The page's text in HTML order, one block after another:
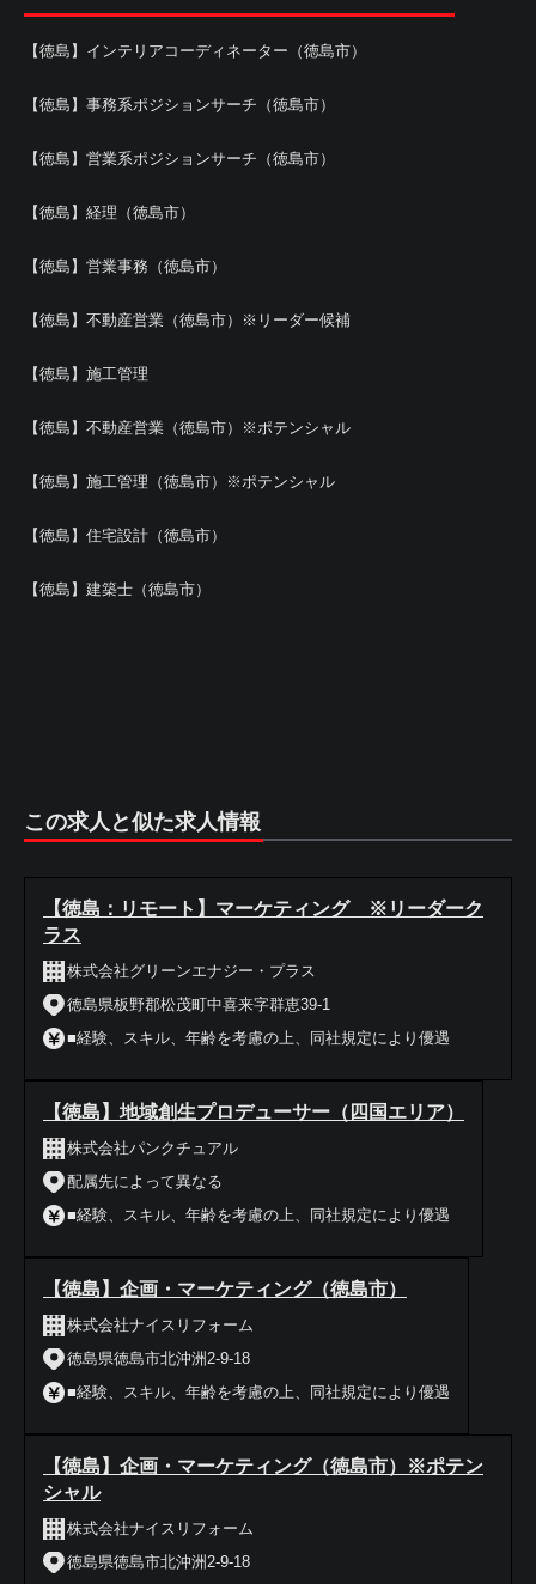
【徳島】インテリアコーディネーター（徳島市）
【徳島】事務系ポジションサーチ（徳島市）
【徳島】営業系ポジションサーチ（徳島市）
【徳島】経理（徳島市）
【徳島】営業事務（徳島市）
【徳島】不動産営業（徳島市）※リーダー候補
【徳島】施工管理
【徳島】不動産営業（徳島市）※ポテンシャル
【徳島】施工管理（徳島市）※ポテンシャル
【徳島】住宅設計（徳島市）
【徳島】建築士（徳島市）
この求人と似た求人情報
【徳島：リモート】マーケティング ※リーダーク
ラス
株式会社グリーンエナジー・プラス
徳島県板野郡松茂町中喜来字群恵39-1
■経験、スキル、年齢を考慮の上、同社規定により優遇
【徳島】地域創生プロデューサー（四国エリア）
株式会社パンクチュアル
配属先によって異なる
■経験、スキル、年齢を考慮の上、同社規定により優遇
【徳島】企画・マーケティング（徳島市）
株式会社ナイスリフォーム
徳島県徳島市北沖洲2-9-18
■経験、スキル、年齢を考慮の上、同社規定により優遇
【徳島】企画・マーケティング（徳島市）※ポテン
シャル
株式会社ナイスリフォーム
徳島県徳島市北沖洲2-9-18